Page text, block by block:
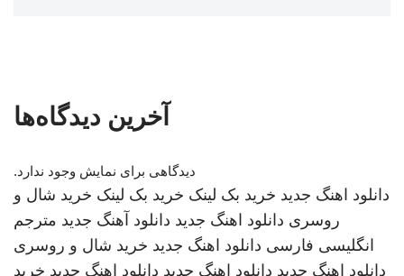
آخرین دیدگاه‌ها
دیدگاهی برای نمایش وجود ندارد.
دانلود اهنگ جدید خرید بک لینک خرید بک لینک خرید شال و
روسری دانلود اهنگ جدید دانلود آهنگ جدید مترجم
انگلیسی فارسی دانلود اهنگ جدید خرید شال و روسری
دانلود اهنگ جدید دانلود اهنگ جدید دانلود اهنگ جدید خرید